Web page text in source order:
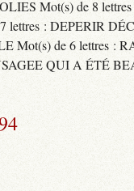
Mot(s) de 8
lettres : DEPERIR
Mot(s) de 6 lettres :
QUI A ÉTÉ